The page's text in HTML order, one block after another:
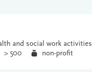
and social work activities
> 500 non-profit